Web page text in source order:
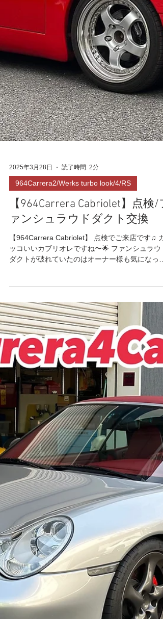
964Carrera2/Werks turbo look/4/RS
【964Carrera Cabriolet】点検/
ァンシュラウドダクト交換
【964Carrera Cabriolet】 点検でご来店です♫ カ
ッコいいカブリオレですね〜🌟 ファンシュラウ
ダクトが破れていたのはオーナー様も気になって
いたようで、パーツをGETしていました♫ 早速交
換です🙌 ここが破けていると、折角冷えた空気
出ていってしまいま...